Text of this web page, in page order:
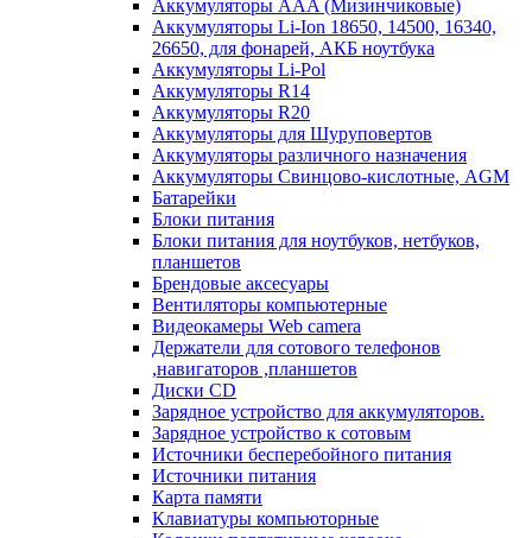
Аккумуляторы AAA (Мизинчиковые)
Аккумуляторы Li-Ion 18650, 14500, 16340,
26650, для фонарей, АКБ ноутбука
Аккумуляторы Li-Pol
Аккумуляторы R14
Аккумуляторы R20
Аккумуляторы для Шуруповертов
Аккумуляторы различного назначения
Аккумуляторы Свинцово-кислотные, AGM
Батарейки
Блоки питания
Блоки питания для ноутбуков, нетбуков,
планшетов
Брендовые аксесуары
Вентиляторы компьютерные
Видеокамеры Web camera
Держатели для сотового телефонов
,навигаторов ,планшетов
Диски CD
Зарядное устройство для аккумуляторов.
Зарядное устройство к сотовым
Источники бесперебойного питания
Источники питания
Карта памяти
Клавиатуры компьюторные